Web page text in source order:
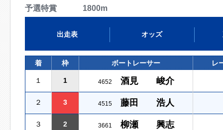
予選特賞 1800m
出走表 オッズ
着 枠 ボートレーサー レ
１ 1 4652 酒見 峻介
２ 3 4515 藤田 浩人
３ 2 3661 柳瀬 興志